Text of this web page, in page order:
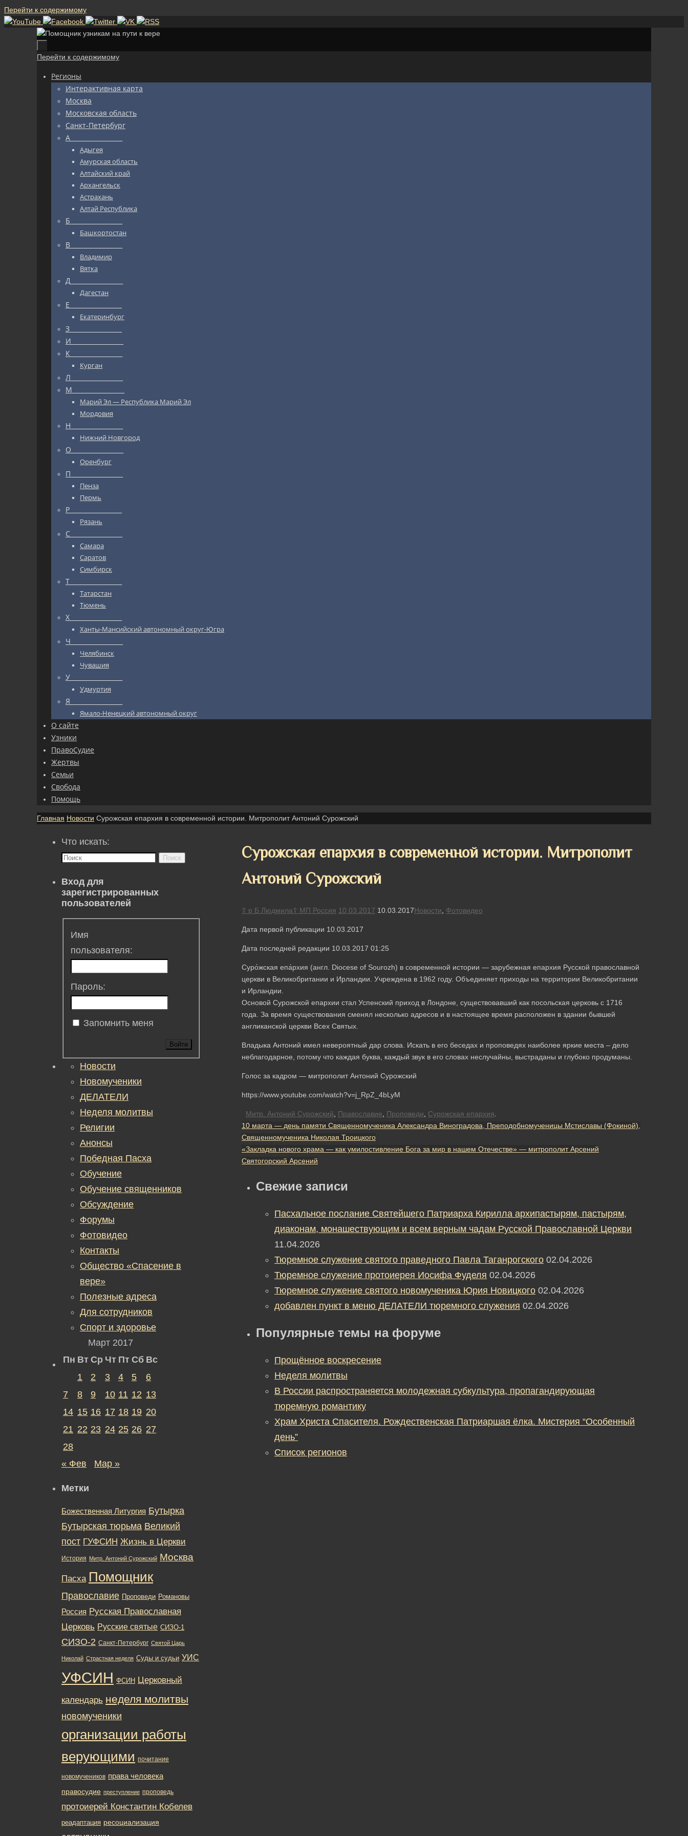
Перейти к содержимому
Перейти к содержимому
Регионы
Интерактивная карта
Москва
Московская область
Санкт-Петербург
А_________________
Адыгея
Амурская область
Алтайский край
Архангельск
Астрахань
Алтай Республика
Б_________________
Башкортостан
В_________________
Владимир
Вятка
Д_________________
Дагестан
Е_________________
Екатеринбург
З_________________
И_________________
К_________________
Курган
Л_________________
М_________________
Марий Эл — Республика Марий Эл
Мордовия
Н_________________
Нижний Новгород
О_________________
Оренбург
П_________________
Пенза
Пермь
Р_________________
Рязань
С_________________
Самара
Саратов
Симбирск
Т_________________
Татарстан
Тюмень
Х_________________
Ханты-Мансийский автономный округ-Югра
Ч_________________
Челябинск
Чувашия
У_________________
Удмуртия
Я_________________
Ямало-Ненецкий автономный округ
О сайте
Узники
ПравоСудие
Жертвы
Семьи
Свобода
Помощь
Главная Новости Сурожская епархия в современной истории. Митрополит Антоний Сурожский
Сурожская епархия в современной истории. Митрополит
Антоний Сурожский
☦ р Б Людмила☦ МП Россия 10.03.2017 10.03.2017Новости Фотовидео
Дата первой публикации 10.03.2017
Дата последней редакции 10.03.2017 01:25
Суро́жская епа́рхия (англ. Diocese of Sourozh) в современной истории — зарубежная епархия Русской православной
церкви в Великобритании и Ирландии. Учреждена в 1962 году. Объединяет приходы на территории Великобритании
и Ирландии.
Основой Сурожской епархии стал Успенский приход в Лондоне, существовавший как посольская церковь с 1716
года. За время существования сменял несколько адресов и в настоящее время расположен в здании бывшей
англиканской церкви Всех Святых.
Владыка Антоний имел невероятный дар слова. Искать в его беседах и проповедях наиболее яркие места – дело
неблагодарное, потому что каждая буква, каждый звук в его словах неслучайны, выстраданы и глубоко продуманы.
Голос за кадром — митрополит Антоний Сурожский
https://www.youtube.com/watch?v=j_RpZ_4bLyM
Митр. Антоний Сурожский Православие Проповеди Сурожская епархия
10 марта — день памяти Священномученика Александра Виноградова, Преподобномученицы Мстиславы (Фокиной),
Священномученика Николая Троицкого
«Закладка нового храма — как умилостивление Бога за мир в нашем Отечестве» — митрополит Арсений
Святогорский Арсений
Свежие записи
Пасхальное послание Святейшего Патриарха Кирилла архипастырям, пастырям,
диаконам, монашествующим и всем верным чадам Русской Православной Церкви
11.04.2026
Тюремное служение святого праведного Павла Таганрогского 02.04.2026
Тюремное служение протоиерея Иосифа Фуделя 02.04.2026
Тюремное служение святого новомученика Юрия Новицкого 02.04.2026
добавлен пункт в меню ДЕЛАТЕЛИ тюремного служения 02.04.2026
Популярные темы на форуме
Прощённое воскресение
Неделя молитвы
В России распространяется молодежная субкультура, пропагандирующая
тюремную романтику
Храм Христа Спасителя. Рождественская Патриаршая ёлка. Мистерия “Особенный
день”
Список регионов
Что искать:
Поиск
Вход для
зарегистрированных
пользователей
Имя
пользователя:
Пароль:
Запомнить меня
Войти
Новости
Новомученики
ДЕЛАТЕЛИ
Неделя молитвы
Религии
Анонсы
Победная Пасха
Обучение
Обучение священников
Обсуждение
Форумы
Фотовидео
Контакты
Общество «Спасение в
вере»
Полезные адреса
Для сотрудников
Спорт и здоровье
Март 2017
Пн Вт Ср Чт Пт Сб Вс
1
2 3 4 5
6
7
8 9 10 11 12 13
14 15 16 17 18 19 20
21 22 23 24 25 26 27
28
« Фев
Мар »
Метки
Божественная Литургия Бутырка
Бутырская тюрьма Великий
пост ГУФСИН Жизнь в Церкви
История Митр. Антоний Сурожский Москва
Пасха Помощник
Православие Проповеди Романовы
Россия Русская Православная
Церковь Русские святые СИЗО-1
СИЗО-2 Санкт-Петербург Святой Царь
Николай Страстная неделя Суды и судьи УИС
УФСИН ФСИН Церковный
календарь неделя молитвы
новомученики
организации работы
верующими почитание
новомучеников права человека
правосудие преступление проповедь
протоиерей Константин Кобелев
реадаптация ресоциализация